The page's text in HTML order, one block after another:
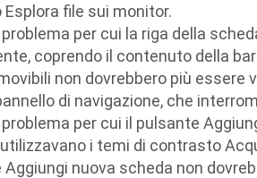
file sui monitor.
per cui la riga della
coprendo il contenuto della
non dovrebbero più
di navigazione, che
per cui il pulsante
i temi di contrasto
Aggiungi nuova scheda non